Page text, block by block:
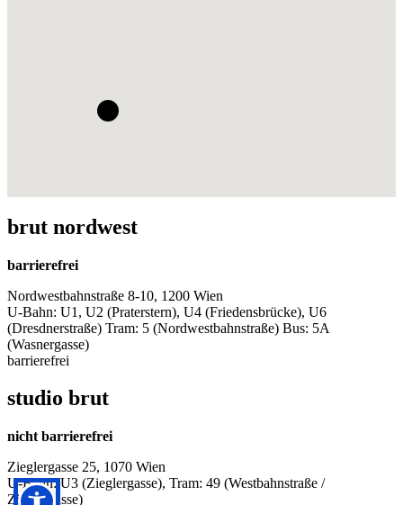
brut nordwest
barrierefrei
Nordwestbahnstraße 8-10, 1200 Wien
U-Bahn: U1, U2 (Praterstern), U4 (Friedensbrücke), U6
(Dresdnerstraße) Tram: 5 (Nordwestbahnstraße) Bus: 5A
(Wasnergasse)
barrierefrei
studio brut
nicht barrierefrei
Zieglergasse 25, 1070 Wien
U-Bahn: U3 (Zieglergasse), Tram: 49 (Westbahnstraße /
Zieglergasse)